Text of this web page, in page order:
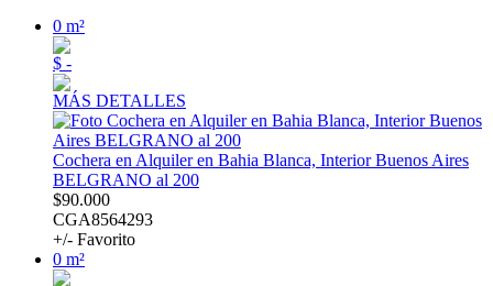
0 m²
$ -
MÁS DETALLES
Cochera en Alquiler en Bahia Blanca, Interior Buenos Aires
BELGRANO al 200
$90.000
CGA8564293
+/- Favorito
0 m²